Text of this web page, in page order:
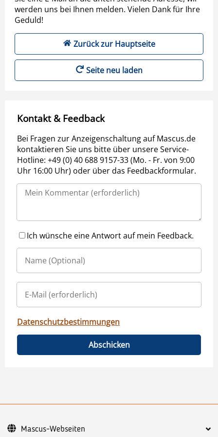
werden uns bei Ihnen melden. Vielen Dank für Ihre
Geduld!
Zurück zur Hauptseite
Seite neu laden
Kontakt & Feedback
Bei Fragen zur Anzeigenschaltung auf Mascus.de
kontaktieren Sie uns bitte über unsere Service-
Hotline: +49 (0) 40 688 9157-33 (Mo. - Fr. von 9:00
Uhr 16:00 Uhr) oder über das Feedbackformular.
Ich wünsche eine Antwort auf mein Feedback.
Datenschutzbestimmungen
Abschicken
Mascus-Webseiten